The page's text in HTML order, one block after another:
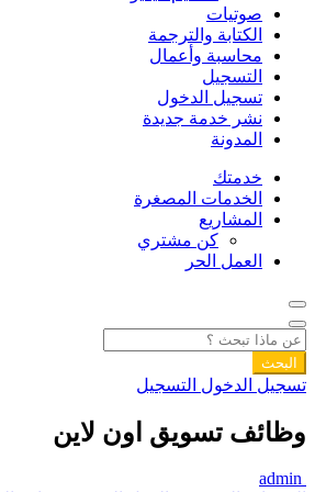
صوتيات
الكتابة والترجمة
محاسبة وأعمال
التسجيل
تسجيل الدخول
نشر خدمة جديدة
المدونة
خدمتك
الخدمات المصغرة
المشاريع
كن مشتري
العمل الحر
البحث
تسجيل الدخول التسجيل
وظائف تسويق اون لاين
admin